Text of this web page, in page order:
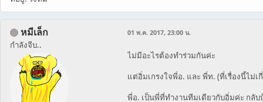
หมีเล็ก
กำลังจีบ..
01 พ.ค. 2017, 23:00 น.
ไม่มีอะไรต้องทำร่วมกันค่ะ
แต่อิ่มเกรงใจพี่อ.​ และ พี่ท. (ที่เรื่องนี้ไม่เ
พี่อ. เป็นพี่ที่ทำงานทีมเดียวกับอิ่มค่ะ กลั